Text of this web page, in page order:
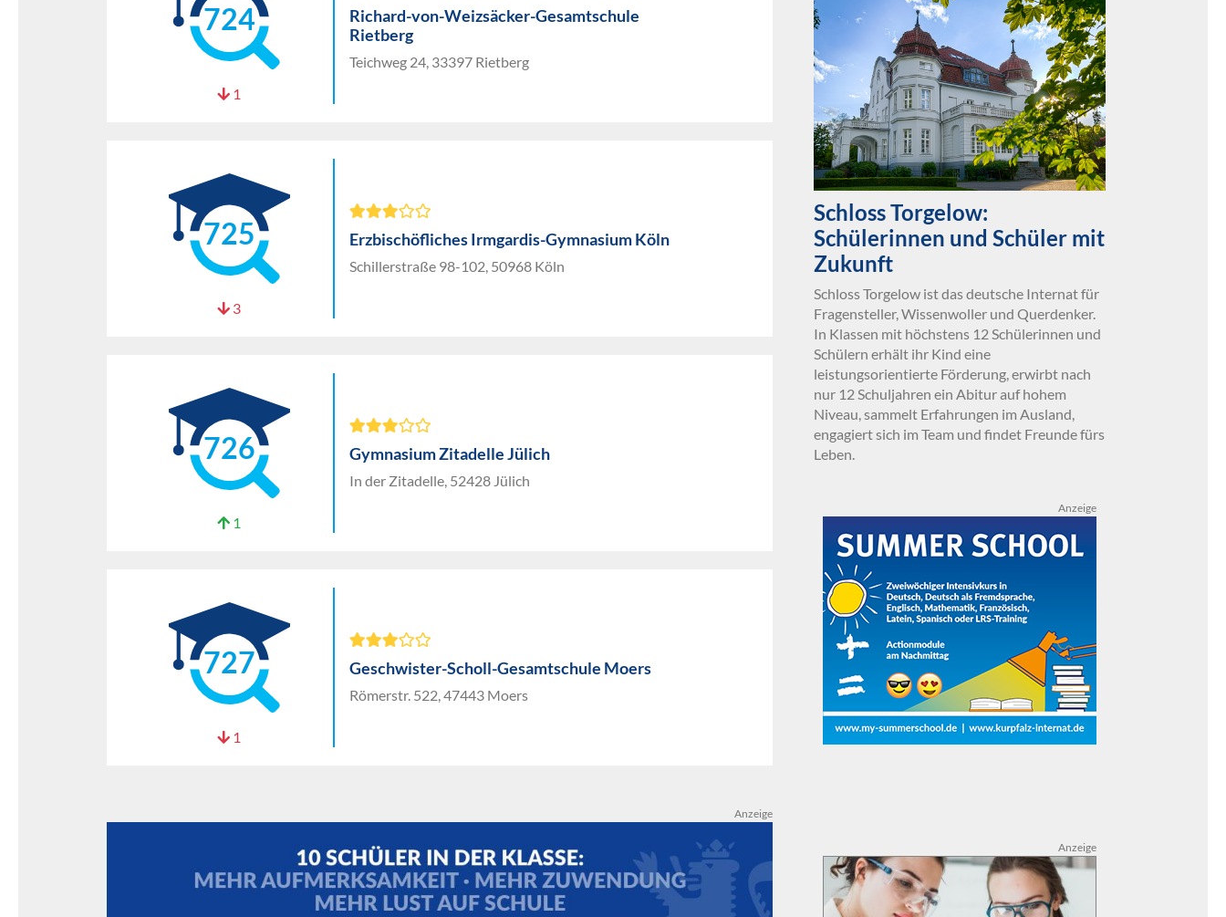
724
1
Richard-von-Weizsäcker-Gesamtschule
Rietberg
Teichweg 24, 33397 Rietberg
725
3
Erzbischöfliches Irmgardis-Gymnasium Köln
Schillerstraße 98-102, 50968 Köln
726
1
Gymnasium Zitadelle Jülich
In der Zitadelle, 52428 Jülich
727
1
Geschwister-Scholl-Gesamtschule Moers
Römerstr. 522, 47443 Moers
Anzeige
Schloss Torgelow:
Schülerinnen und Schüler mit
Zukunft
Schloss Torgelow ist das deutsche Internat für
Fragensteller, Wissenwoller und Querdenker.
In Klassen mit höchstens 12 Schülerinnen und
Schülern erhält ihr Kind eine
leistungsorientierte Förderung, erwirbt nach
nur 12 Schuljahren ein Abitur auf hohem
Niveau, sammelt Erfahrungen im Ausland,
engagiert sich im Team und findet Freunde fürs
Leben.
Anzeige
Anzeige